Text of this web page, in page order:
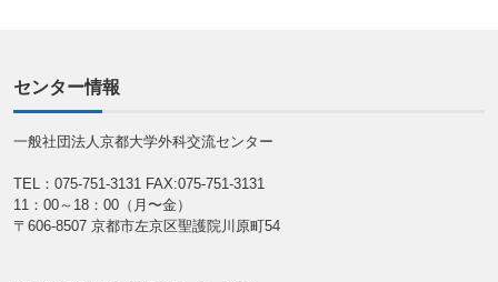
センター情報
一般社団法人京都大学外科交流センター
TEL：075-751-3131 FAX:075-751-3131
11：00～18：00（月〜金）
〒606-8507 京都市左京区聖護院川原町54